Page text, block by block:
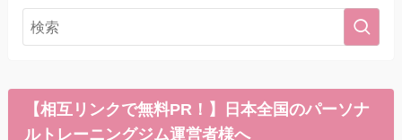
【相互リンクで無料PR！】日本全国のパーソナ
ルトレーニングジム運営者様へ